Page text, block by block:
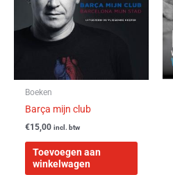
Boeken
Barça mijn club
€15,00 incl. btw
Toevoegen aan
winkelwagen